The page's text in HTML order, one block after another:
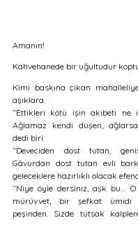
Amanın!
Kahvehanede bir uğultudur
Kimi baskına çıkan
aşıklara.
“Ettikleri kötü işin akıbeti ne
Ağlamaz kendi düşen,
dedi biri.
“Deveciden dost tutan,
Gâvurdan dost tutan evli
geleceklere hazırlıklı olacak
“Niye öyle dersiniz, aşk bu…
mürüvvet, bir şefkat ümidi
peşinden. Sizde tutsak